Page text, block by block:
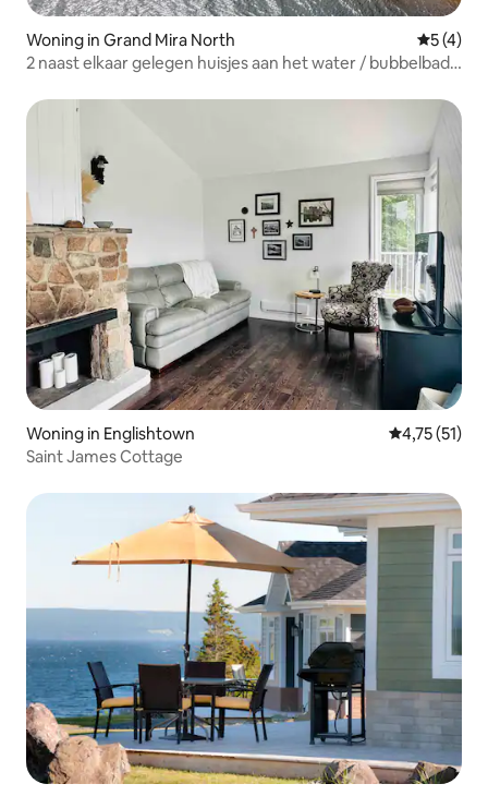
Woning in Grand Mira North
5 (4)
2 naast elkaar gelegen huisjes aan het water / bubbelbad
Woning in Englishtown Gemiddelde
4,75 (51)
Saint James Cottage